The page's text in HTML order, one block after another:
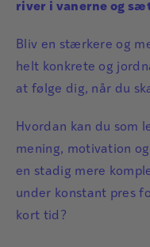
river i vanerne og
Bliv en stærkere og
helt konkrete og
at følge dig, når du
Hvordan kan du som
mening, motivation
en stadig mere
under konstant pres
kort tid?